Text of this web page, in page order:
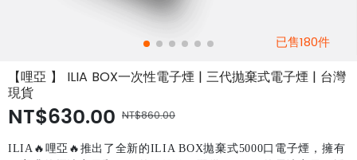
已售180件
【哩亞 】 ILIA BOX一次性電子煙 | 三代抛棄式電子煙 | 台灣
現貨
NT$630.00 NT$860.00
ILIA🔥哩亞🔥推出了全新的ILIA BOX拋棄式5000口電子煙，擁有